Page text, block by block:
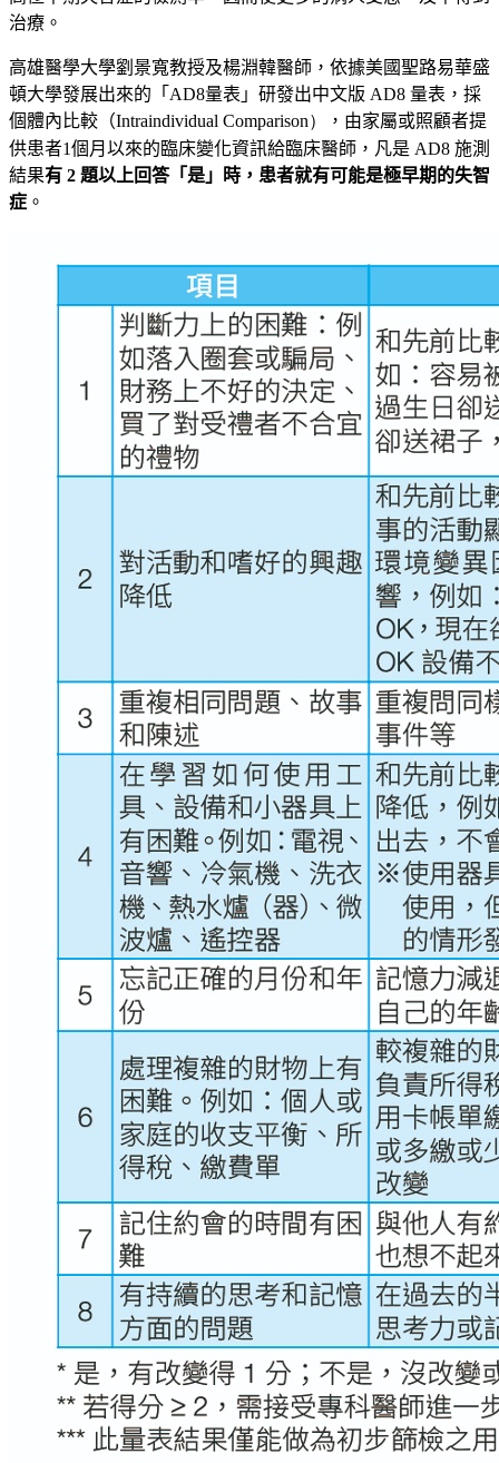
治療。
高雄醫學大學劉景寬教授及楊淵韓醫師，依據美國聖路易華盛
頓大學發展出來的「 AD8量表」研發出中文版 AD8 量表，採
個體內比較（Intraindividual Comparison） ， 由家屬或照顧者提
供患者1個月以來的臨床變化資訊給臨床醫師 ，凡是 AD8 施測
結果有 2 題以上回答「是」時，患者就有可能是極早期的失智
症 。